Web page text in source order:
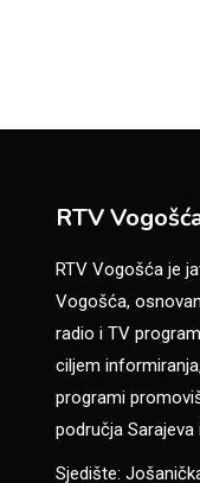
RTV
RTV Vogošća je
Vogošća,
radio i TV
ciljem
programi
područja Sarajeva
Sjedište: